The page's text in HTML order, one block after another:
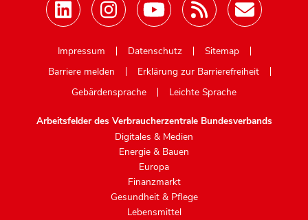
Impressum
Datenschutz
Sitemap
Barriere melden
Erklärung zur Barrierefreiheit
Gebärdensprache
Leichte Sprache
Arbeitsfelder des Verbraucherzentrale Bundesverbands
Digitales & Medien
Energie & Bauen
Europa
Finanzmarkt
Gesundheit & Pflege
Lebensmittel